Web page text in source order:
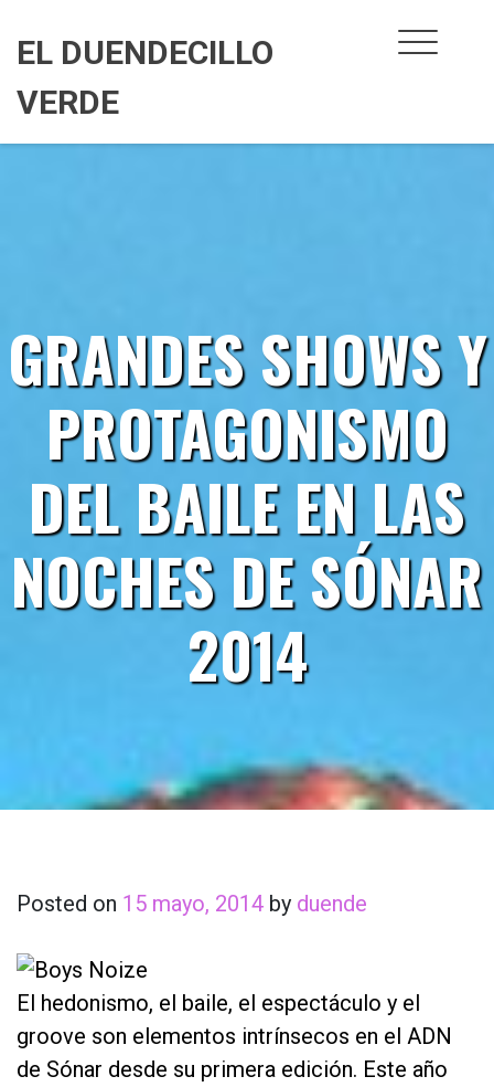
content
EL DUENDECILLO
VERDE
GRANDES SHOWS Y
PROTAGONISMO
DEL BAILE EN LAS
NOCHES DE SÓNAR
2014
Posted on 15 mayo, 2014 by duende
El hedonismo, el baile, el espectáculo y el
groove son elementos intrínsecos en el ADN
de Sónar desde su primera edición. Este año